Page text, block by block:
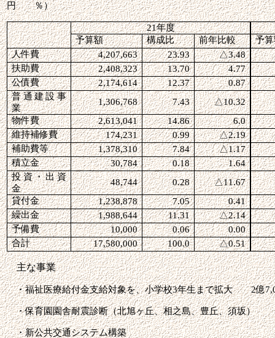
円 ％）
21年度
予算額
構成比 前年比較
予
人件費
4,207,663 23.93 △3.48
扶助費
2,408,323 13.70
4.77
公債費
2,174,614 12.37
0.87
普通建設事
業
1,306,768 7.43 △10.32
物件費
2,613,041 14.86
6.0
維持補修費
174,231 0.99 △2.19
補助費等
1,378,310 7.84 △1.17
積立金
30,784 0.18
1.64
投資・出資
金
48,744 0.28 △11.67
貸付金
1,238,878 7.05
0.41
繰出金
1,988,644 11.31 △2.14
予備費
10,000 0.06
0.00
合計
17,580,000 100.0 △0.51
主な事業
・福祉医療給付金支給対象を、小学校3年生まで拡大2億
・保育園園舎耐震診断（北旭ヶ丘、相之島、豊丘、須坂
・新公共交通システム構